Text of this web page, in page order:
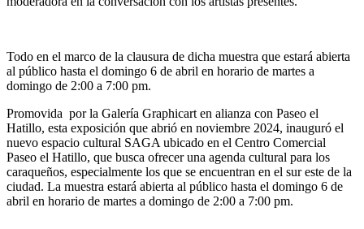
Todo en el marco de la clausura de dicha muestra que estará abierta
al público hasta el domingo 6 de abril en horario de martes a
domingo de 2:00 a 7:00 pm.
Promovida por la Galería Graphicart en alianza con Paseo el
Hatillo, esta exposición que abrió en noviembre 2024, inauguró el
nuevo espacio cultural SAGA ubicado en el Centro Comercial
Paseo el Hatillo, que busca ofrecer una agenda cultural para los
caraqueños, especialmente los que se encuentran en el sur este de la
ciudad. La muestra estará abierta al público hasta el domingo 6 de
abril en horario de martes a domingo de 2:00 a 7:00 pm.